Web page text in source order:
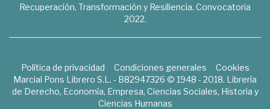
Recuperación, Transformación y Resiliencia. Convocatoria
2022.
Política de privacidad Condiciones generales
Cookies
Marcial Pons Librero S.L. - B82947326 © 1948 - 2018. Librería
de Derecho, Economía, Empresa, Ciencias Sociales, Historia y
Ciencias Humanas